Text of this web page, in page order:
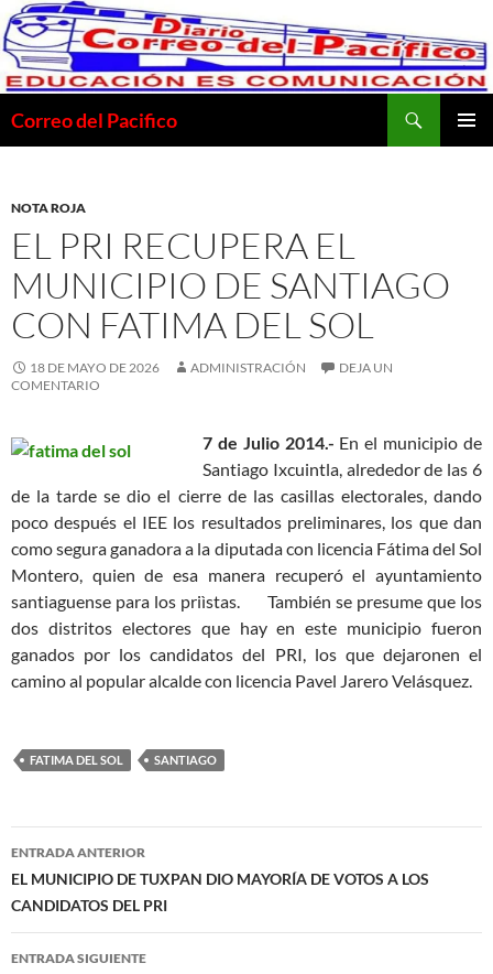
Saltar
al
contenido
Correo del Pacifico
NOTA ROJA
EL PRI RECUPERA EL
MUNICIPIO DE SANTIAGO
CON FATIMA DEL SOL
18 DE MAYO DE 2026 ADMINISTRACIÓN
DEJA UN
COMENTARIO
7 de Julio 2014.- En el municipio de
Santiago Ixcuintla, alrededor de las 6
de la tarde se dio el cierre de las casillas electorales, dando
poco después el IEE los resultados preliminares, los que dan
como segura ganadora a la diputada con licencia Fátima del Sol
Montero, quien de esa manera recuperó el ayuntamiento
santiaguense para los priìstas. También se presume que los
dos distritos electores que hay en este municipio fueron
ganados por los candidatos del PRI, los que dejaronen el
camino al popular alcalde con licencia Pavel Jarero Velásquez.
FATIMA DEL SOL SANTIAGO
Navegación
de
entradas
ENTRADA ANTERIOR
EL MUNICIPIO DE TUXPAN DIO MAYORÍA DE VOTOS A LOS
CANDIDATOS DEL PRI
ENTRADA SIGUIENTE